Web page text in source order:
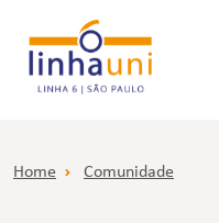
Home Comunidade